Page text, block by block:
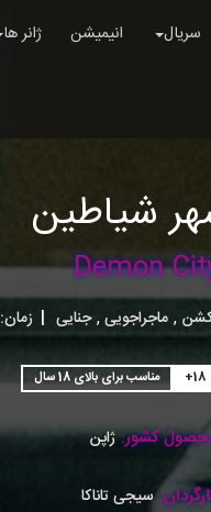
سریال انیمیشن ژانر ها
شیاطین
Demon
, ماجراجویی, جنایی | زمان:
+18 مناسب برای بالای 18 سال
کشور:ژاپن
سیجی تاناکا